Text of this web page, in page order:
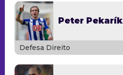
Peter Pekarík
Defesa Direito